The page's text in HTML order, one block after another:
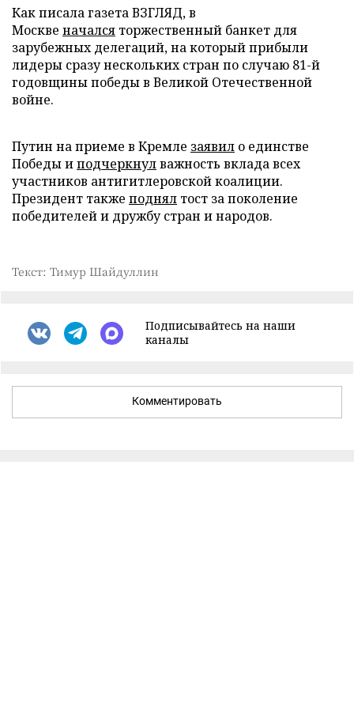
Как писала газета ВЗГЛЯД, в
Москве начался торжественный банкет для
зарубежных делегаций, на который прибыли
лидеры сразу нескольких стран по случаю 81-й
годовщины победы в Великой Отечественной
войне.
Путин на приеме в Кремле заявил о единстве
Победы иподчеркнулважность вклада всех
участников антигитлеровской коалиции.
Президент также поднял тост за поколение
победителей и дружбу стран и народов.
Текст: Тимур Шайдуллин
Подписывайтесь на наши
каналы
Комментировать